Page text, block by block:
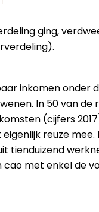
ging,
inkomen onder
In 50 van de
(cijfers
reuze mee.
tienduizend
cao met enkel de